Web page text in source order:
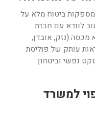
מספקות ביטוח מלא על
לוודא עם חברת
מכסה (נזק, אובדן,
עותק של פוליסת
נפשי וביטחון
למשרד